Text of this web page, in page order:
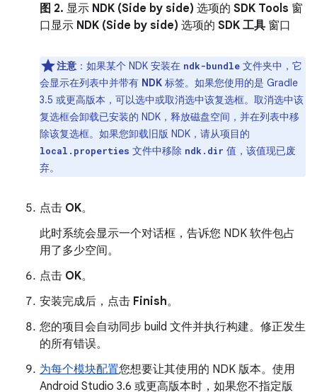
图 2. 显示 NDK (Side by side) 选项的 SDK Tools 窗
口显示 NDK (Side by side) 选项的 SDK 工具 窗口
注意 ： 如果某个 NDK 安装在 ndk-bundle 文件夹中，它
会显示在列表中并带有 NDK 标签。如果您使用的是 Gradle
3.5 或更高版本，可以选中或取消选中该复选框。取消选中该
复选框会卸载已安装的 NDK，释放磁盘空间，并在列表中移
除该复选框。如果您卸载旧版 NDK，请从项目的
local.properties 文件中移除 ndk.dir 值，该值现已废
弃。
点击 OK。
此时系统会显示一个对话框，告诉您 NDK 软件包占
用了多少空间。
点击 OK。
安装完成后，点击 Finish。
您的项目会自动同步 build 文件并执行构建。修正发生
的所有错误。
为每个模块配置您想要让其使用的 NDK 版本。使用
Android Studio 3.6 或更高版本时，如果您不指定版